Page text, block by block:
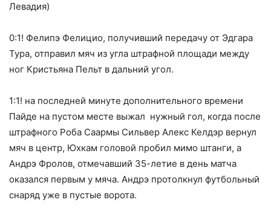
Левадия)
0:1! Фелипэ Фелицио, получивший передачу от Эдгара
Тура, отправил мяч из угла штрафной площади между
ног Кристьяна Пельт в дальний угол.
1:1! на последней минуте дополнительного времени
Пайде на пустом месте выжал нужный гол, когда после
штрафного Роба Саармы Сильвер Алекс Келдэр вернул
мяч в центр, Юхкам головой пробил мимо штанги, а
Андрэ Фролов, отмечавший 35-летие в день матча
оказался первым у мяча. Андрэ протолкнул футбольный
снаряд уже в пустые ворота.